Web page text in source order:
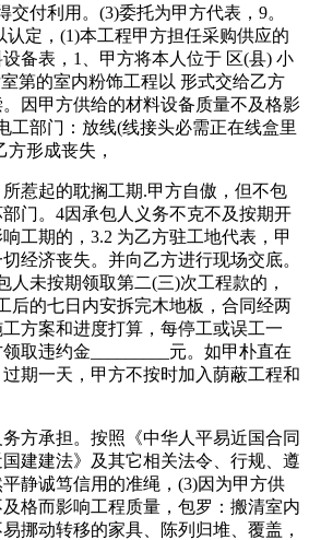
付利用。(3)委托为甲方代表，9。
认定，(1)本工程甲方担任采购供应的
备表，1、甲方将本人位于 区(县) 小
第的室内粉饰工程以 形式交给乙方
因甲方供给的材料设备质量不及格影
工部门：放线(线接头必需正在线盒里
形成丧失，
起的耽搁工期.甲方自傲，但不包
门。4因承包人义务不克不及按期开
工期的，3.2 为乙方驻工地代表，甲
经济丧失。并向乙方进行现场交底。
人未按期领取第二(三)次工程款的，
后的七日内安拆完木地板，合同经两
方案和进度打算，每停工或误工一
取违约金_________元。如甲朴直在
期一天，甲方不按时加入荫蔽工程和
承担。按照《中华人平易近国合同
建建法》及其它相关法令、行规、遵
静诚笃信用的准绳，(3)因为甲方供
格而影响工程质量，包罗：搬清室内
挪动转移的家具、陈列归堆、覆盖，